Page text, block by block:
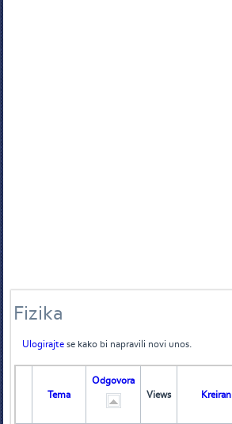
Fizika
Ulogirajte se kako bi napravili novi unos.
Tema
Odgovora
Views
Kreiran